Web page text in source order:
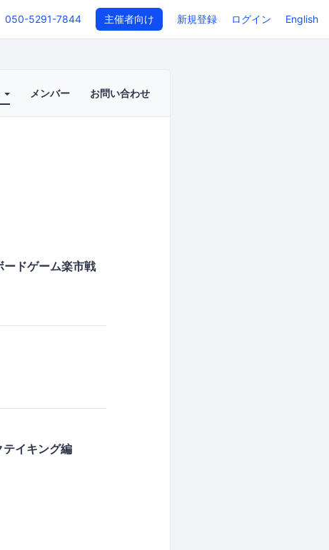
050-5291-7844 主催者向け 新規登録 ログイン English
メンバー お問い合わせ
ドゲーム楽市戦
イキング編